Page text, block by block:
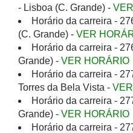
- Lisboa (C. Grande) -
Horário da carreira -
(C. Grande) - VER
Horário da carreira -
Grande) - VER HORÁRIO
Horário da carreira -
Torres da Bela Vista -
Horário da carreira -
Grande) - VER HORÁRIO
Horário da carreira -